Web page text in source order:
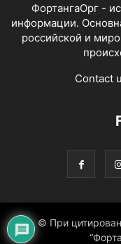
ФортангаОрг -
информации.
российской и
Contact
© При